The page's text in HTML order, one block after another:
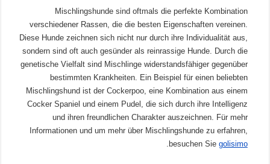
Mischlingshunde sind oftmals die perfekte Kombination
verschiedener Rassen, die die besten Eigenschaften vereinen.
Diese Hunde zeichnen sich nicht nur durch ihre Individualität aus,
sondern sind oft auch gesünder als reinrassige Hunde. Durch die
genetische Vielfalt sind Mischlinge widerstandsfähiger gegenüber
bestimmten Krankheiten. Ein Beispiel für einen beliebten
Mischlingshund ist der Cockerpoo, eine Kombination aus einem
Cocker Spaniel und einem Pudel, die sich durch ihre Intelligenz
und ihren freundlichen Charakter auszeichnen. Für mehr
Informationen und um mehr über Mischlingshunde zu erfahren,
besuchen Sie golisimo
.